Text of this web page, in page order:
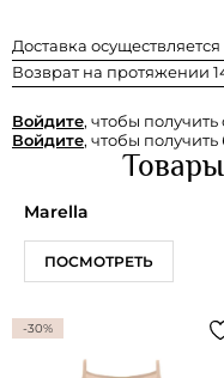
Доставка
Возврат на протяжении
Войдите, чтобы
Войдите, чтобы
Marella
ПОСМОТРЕТЬ
-30%